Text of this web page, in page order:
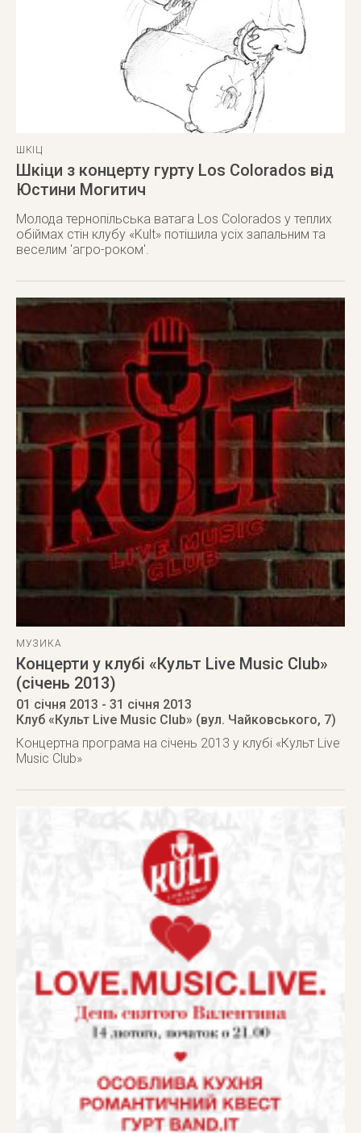
ШКІЦ
Шкіци з концерту гурту Los Colorados від
Юстини Могитич
Молода тернопільська ватага Los Colorados у теплих
обіймах стін клубу «Kult» потішила усіх запальним та
веселим 'агро-роком'.
МУЗИКА
Концерти у клубі «Культ Live Music Club»
(січень 2013)
01 січня 2013 - 31 січня 2013
Клуб «Культ Live Music Club» (вул. Чайковського, 7)
Концертна програма на січень 2013 у клубі «Культ Live
Music Club»